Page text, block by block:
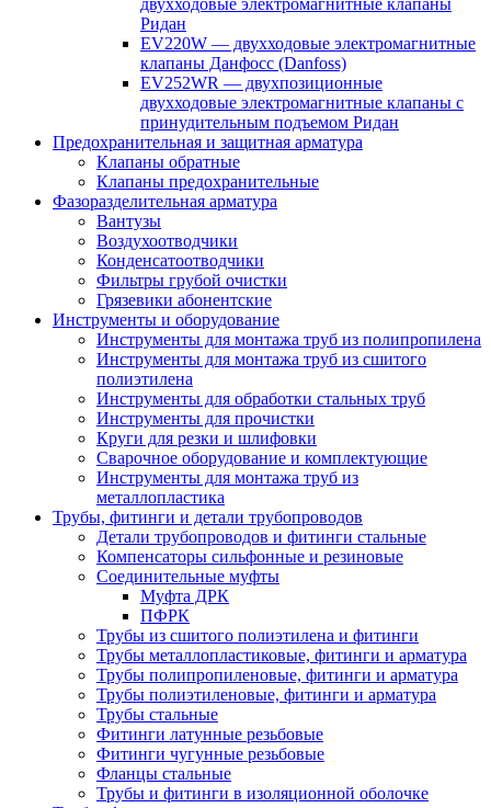
двухходовые электромагнитные клапаны
Ридан
EV220W — двухходовые электромагнитные
клапаны Данфосс (Danfoss)
EV252WR — двухпозиционные
двухходовые электромагнитные клапаны с
принудительным подъемом Ридан
Предохранительная и защитная арматура
Клапаны обратные
Клапаны предохранительные
Фазоразделительная арматура
Вантузы
Воздухоотводчики
Конденсатоотводчики
Фильтры грубой очистки
Грязевики абонентские
Инструменты и оборудование
Инструменты для монтажа труб из полипропилена
Инструменты для монтажа труб из сшитого
полиэтилена
Инструменты для обработки стальных труб
Инструменты для прочистки
Круги для резки и шлифовки
Сварочное оборудование и комплектующие
Инструменты для монтажа труб из
металлопластика
Трубы, фитинги и детали трубопроводов
Детали трубопроводов и фитинги стальные
Компенсаторы сильфонные и резиновые
Соединительные муфты
Муфта ДРК
ПФРК
Трубы из сшитого полиэтилена и фитинги
Трубы металлопластиковые, фитинги и арматура
Трубы полипропиленовые, фитинги и арматура
Трубы полиэтиленовые, фитинги и арматура
Трубы стальные
Фитинги латунные резьбовые
Фитинги чугунные резьбовые
Фланцы стальные
Трубы и фитинги в изоляционной оболочке